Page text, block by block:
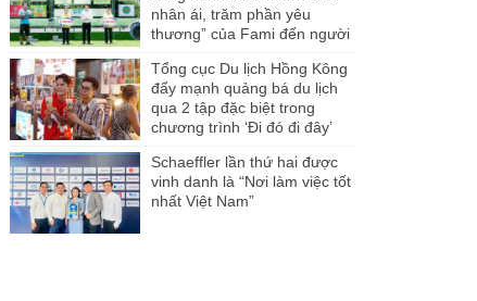
nhân ái, trăm phần yêu
thương” của Fami đến người
Tổng cục Du lịch Hồng Kông
đẩy mạnh quảng bá du lịch
qua 2 tập đặc biệt trong
chương trình ‘Đi đó đi đây’
Schaeffler lần thứ hai được
vinh danh là “Nơi làm việc tốt
nhất Việt Nam”